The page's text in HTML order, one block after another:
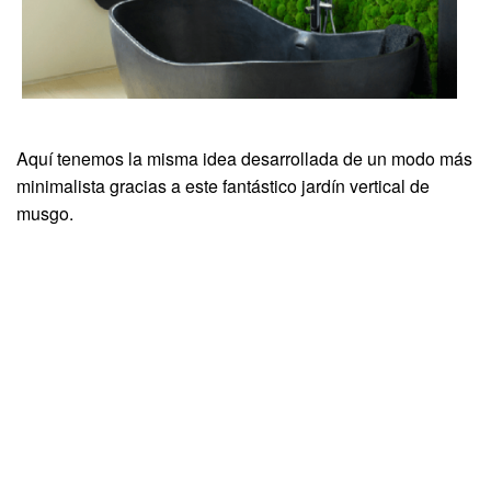
Aquí tenemos la misma idea desarrollada de un modo más
minimalista gracias a este fantástico jardín vertical de
musgo.